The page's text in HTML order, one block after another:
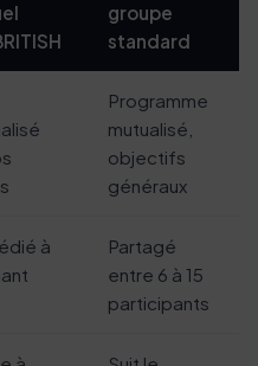
groupe
standard
Programme
mutualisé,
objectifs
généraux
à
Partagé
entre 6 à 15
participants